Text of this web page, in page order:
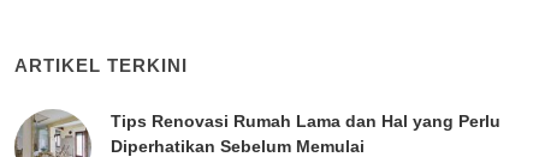
ARTIKEL TERKINI
Tips Renovasi Rumah Lama dan Hal yang Perlu
Diperhatikan Sebelum Memulai